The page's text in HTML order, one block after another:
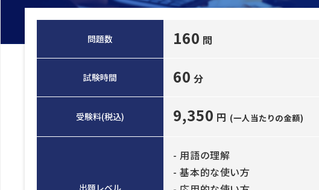
問題数 160 問
試験時間 60 分
受験料(税込) 9,350 円 (一人当たりの金額)
出題レベル
- 用語の理解
- 基本的な使い方